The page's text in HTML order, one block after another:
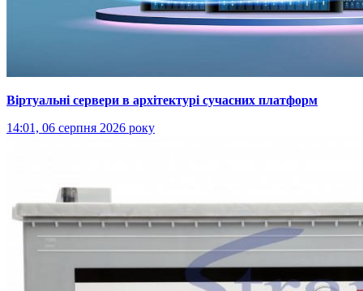
Віртуальні сервери в архітектурі сучасних платформ
14:01, 06 серпня 2026 року